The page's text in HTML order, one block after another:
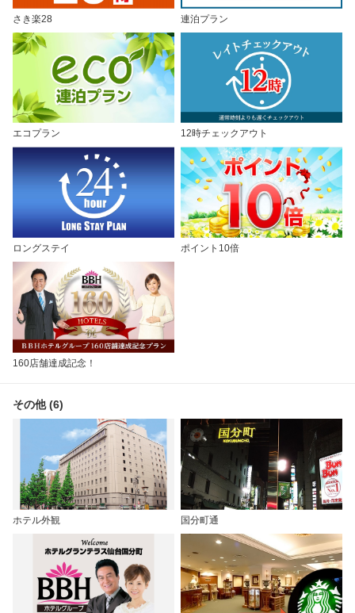
さき楽28 連泊プラン
エコプラン 12時チェックアウト
ロングステイ ポイント10倍
160店舗達成記念！
その他 (6)
ホテル外観 国分町通